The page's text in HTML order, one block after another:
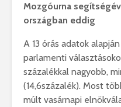
Mozgóurna
országban eddig
A 13 órás adatok
parlamenti
százalékkal nagyobb,
(14,6százalék). Most
múlt vasárnapi